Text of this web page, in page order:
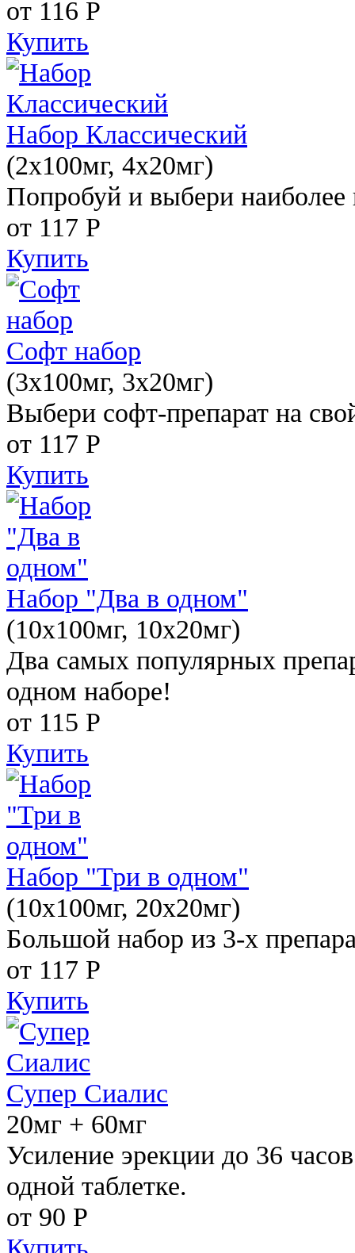
от 116 Р
Купить
Набор Классический
(2x100мг, 4x20мг)
Попробуй и выбери наиболее
от 117 Р
Купить
Софт набор
(3x100мг, 3x20мг)
Выбери софт-препарат на
от 117 Р
Купить
Набор "Два в одном"
(10x100мг, 10x20мг)
Два самых популярных
одном наборе!
от 115 Р
Купить
Набор "Три в одном"
(10x100мг, 20x20мг)
Большой набор из 3-х
от 117 Р
Купить
Супер Сиалис
20мг + 60мг
Усиление эрекции до 36
одной таблетке.
от 90 Р